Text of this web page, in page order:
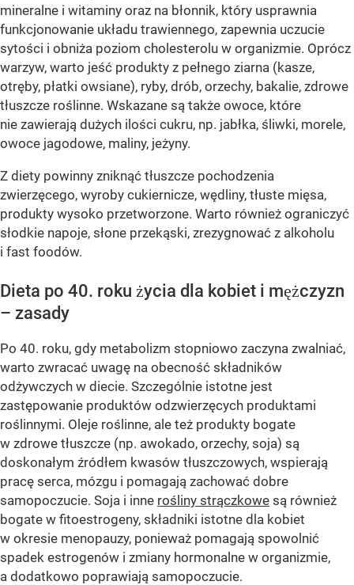
mineralne i witaminy oraz na błonnik, który usprawnia
funkcjonowanie układu trawiennego, zapewnia uczucie
sytości i obniża poziom cholesterolu w organizmie. Oprócz
warzyw, warto jeść produkty z pełnego ziarna (kasze,
otręby, płatki owsiane), ryby, drób, orzechy, bakalie, zdrowe
tłuszcze roślinne. Wskazane są także owoce, które
nie zawierają dużych ilości cukru, np. jabłka, śliwki, morele,
owoce jagodowe, maliny, jeżyny.
Z diety powinny zniknąć tłuszcze pochodzenia
zwierzęcego, wyroby cukiernicze, wędliny, tłuste mięsa,
produkty wysoko przetworzone. Warto również ograniczyć
słodkie napoje, słone przekąski, zrezygnować z alkoholu
i fast foodów.
Dieta po 40. roku życia dla kobiet i mężczyzn
– zasady
Po 40. roku, gdy metabolizm stopniowo zaczyna zwalniać,
warto zwracać uwagę na obecność składników
odżywczych w diecie. Szczególnie istotne jest
zastępowanie produktów odzwierzęcych produktami
roślinnymi. Oleje roślinne, ale też produkty bogate
w zdrowe tłuszcze (np. awokado, orzechy, soja) są
doskonałym źródłem kwasów tłuszczowych, wspierają
pracę serca, mózgu i pomagają zachować dobre
samopoczucie. Soja i inne rośliny strączkowe są również
bogate w fitoestrogeny, składniki istotne dla kobiet
w okresie menopauzy, ponieważ pomagają spowolnić
spadek estrogenów i zmiany hormonalne w organizmie,
a dodatkowo poprawiają samopoczucie.